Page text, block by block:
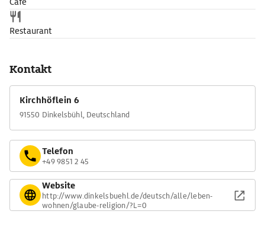
Restaurant
Kontakt
Kirchhöflein 6
91550 Dinkelsbühl, Deutschland
Telefon
+49 9851 2 45
Website
http://www.dinkelsbuehl.de/deutsch/alle/leben-
wohnen/glaube-religion/?L=0